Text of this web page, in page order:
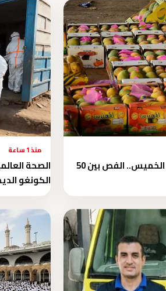
أسعار المانجو في سوق العبور اليوم الخميس.. الفص بين 50
منذ 1 ساعة
الصحة
الكونغو